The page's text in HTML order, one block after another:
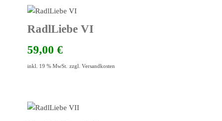
RadlLiebe VI
59,00 €
inkl. 19 % MwSt. zzgl. Versandkosten